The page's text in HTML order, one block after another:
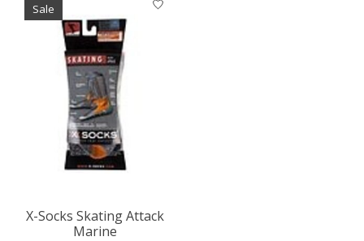
Sale
X-Socks Skating Attack
Marine